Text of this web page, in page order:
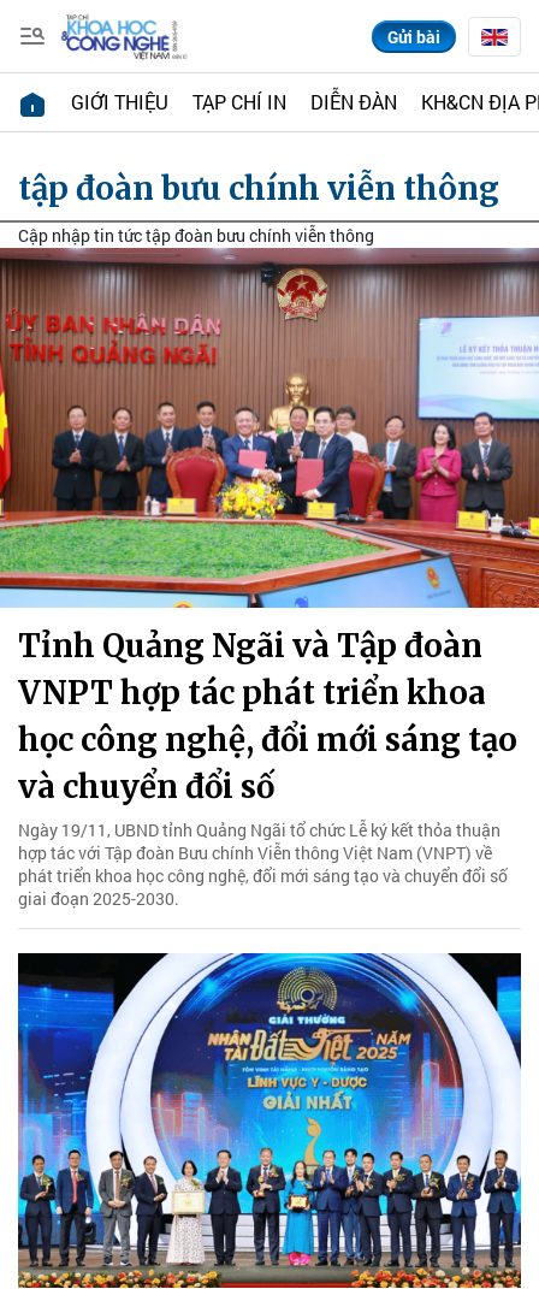
Gửi bài
GIỚI THIỆU TẠP CHÍ IN DIỄN ĐÀN KH&CN ĐỊA
tập đoàn bưu chính viễn thông
Cập nhập tin tức tập đoàn bưu chính viễn thông
Tỉnh Quảng Ngãi và Tập đoàn
VNPT hợp tác phát triển khoa
học công nghệ, đổi mới sáng tạo
và chuyển đổi số
Ngày 19/11, UBND tỉnh Quảng Ngãi tổ chức Lễ ký kết thỏa thuận
hợp tác với Tập đoàn Bưu chính Viễn thông Việt Nam (VNPT) về
phát triển khoa học công nghệ, đổi mới sáng tạo và chuyển đổi số
giai đoạn 2025-2030.